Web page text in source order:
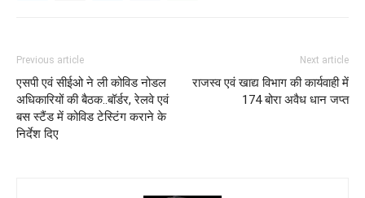
Previous article
एसपी एवं सीईओ ने ली कोविड नोडल
अधिकारियों की बैठक..बॉर्डर, रेलवे एवं
बस स्टैंड में कोविड टेस्टिंग कराने के
निर्देश दिए
Next article
राजस्व एवं खाद्य विभाग की कार्यवाही में
174 बोरा अवैध धान जप्त